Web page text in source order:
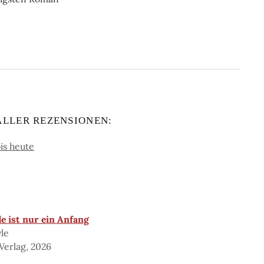
REZENSIONEN:
heute
ist nur ein Anfang
2026